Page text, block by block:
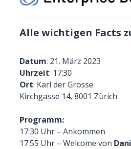
Alle wichtigen Facts
Datum: 21. März 2023
Uhrzeit: 17:30
Ort: Karl der Grosse
Kirchgasse 14, 8001 Zürich
Programm:
17:30 Uhr – Ankommen
17:55 Uhr – Welcome von